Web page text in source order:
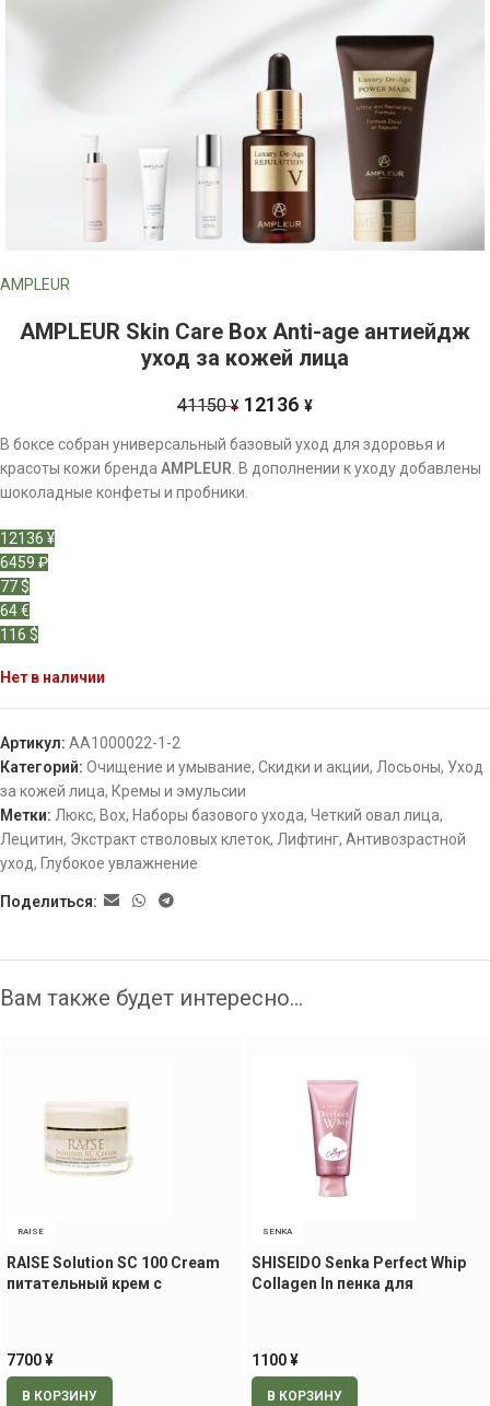
AMPLEUR
AMPLEUR Skin Care Box Anti-age антиейдж
уход за кожей лица
41150¥ 12136 ¥
В боксе собран универсальный базовый уход для здоровья и
красоты кожи бренда AMPLEUR . В дополнении к уходу добавлены
шоколадные конфеты и пробники.
12136 ¥
6459 ₽
77 $
64 €
116 $
Нет в наличии
Артикул: АА1000022-1-2
Категорий: Очищение и умывание, Скидки и акции, Лосьоны, Уход
за кожей лица, Кремы и эмульсии
Метки: Люкс, Box, Наборы базового ухода, Четкий овал лица,
Лецитин, Экстракт стволовых клеток, Лифтинг, Антивозрастной
уход, Глубокое увлажнение
Поделиться:
Вам также будет интересно…
RAISE
RAISE Solution SC 100 Cream
питательный крем с
7700¥
В КОРЗИНУ
SENKA
SHISEIDO Senka Perfect Whip
Collagen In пенка для
1100¥
В КОРЗИНУ